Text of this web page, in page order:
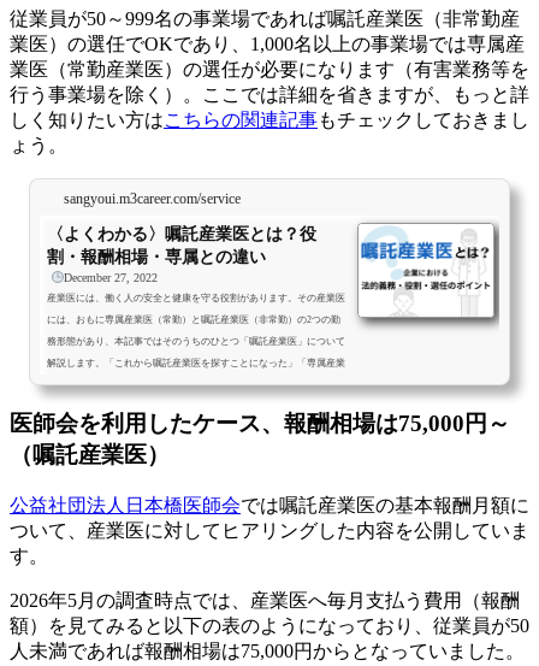
従業員が50～999名の事業場であれば嘱託産業医（非常勤産
業医）の選任でOKであり、1,000名以上の事業場では専属産
業医（常勤産業医）の選任が必要になります （有害業務等を
行う事業場を除く）
。ここでは詳細を省きますが、もっと詳
しく知りたい方はこちらの関連記事もチェックしておきまし
ょう。
sangyoui.m3career.com/service
〈よくわかる〉嘱託産業医とは？役
割・報酬相場・専属との違い
December 27, 2022
産業医には、働く人の安全と健康を守る役割があります。その産業医
には、おもに専属産業医（常勤）と嘱託産業医（非常勤）の2つの勤
務形態があり、本記事ではそのうちのひとつ「嘱託産業医」について
解説します。「これから嘱託産業医を探すことになった」「専属産業
医とはどんな違いがあるの？」「うちの会社ではどちらを選任すれば
しく紹介する記事となっています。なお、「嘱託産業医ってどんなお
仕事？」といったように、産業医として求人を探している医師の方は
医師会を利用したケース、報酬相場は75,000円～
（嘱託産業医）
公益社団法人日本橋医師会では嘱託産業医の基本報酬月額に
ついて、産業医に対してヒアリングした内容を公開していま
す。
2026年5月の調査時点では、産業医へ毎月支払う費用（報酬
額）を見てみると以下の表のようになっており、従業員が50
人未満であれば報酬相場は75,000円からとなっていました。